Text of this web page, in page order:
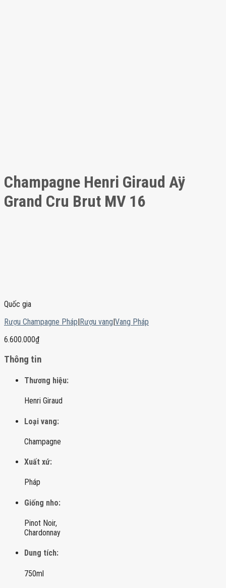
Champagne Henri Giraud Aÿ
Grand Cru Brut MV 16
Quốc gia
Rượu Champagne Pháp|Rượu vang|Vang Pháp
6.600.000₫
Thông tin
Thương hiệu:
Henri Giraud
Loại vang:
Champagne
Xuất xứ:
Pháp
Giống nho:
Pinot Noir,
Chardonnay
Dung tích:
750ml